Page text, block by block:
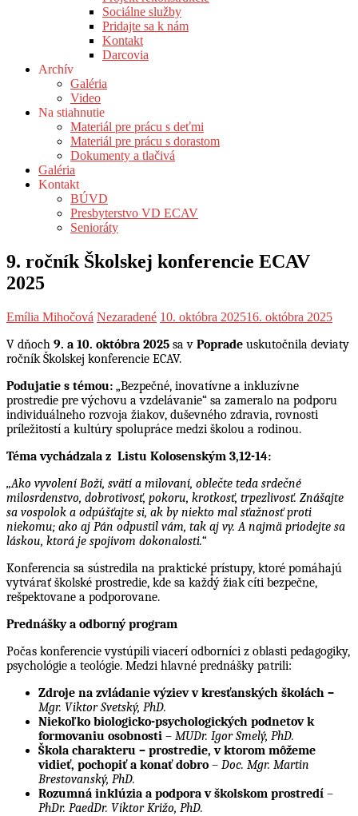
Sociálne služby
Pridajte sa k nám
Kontakt
Darcovia
Archív
Galéria
Video
Na stiahnutie
Materiál pre prácu s deťmi
Materiál pre prácu s dorastom
Dokumenty a tlačivá
Galéria
Kontakt
BÚVD
Presbyterstvo VD ECAV
Senioráty
9. ročník Školskej konferencie ECAV
2025
Emília Mihočová Nezaradené 10. októbra 202516. októbra 2025
V dňoch 9. a 10. októbra 2025 sa v Poprade uskutočnila deviaty
ročník Školskej konferencie ECAV.
Podujatie s témou: „Bezpečné, inovatívne a inkluzívne
prostredie pre výchovu a vzdelávanie“ sa zameralo na podporu
individuálneho rozvoja žiakov, duševného zdravia, rovnosti
príležitostí a kultúry spolupráce medzi školou a rodinou.
Téma vychádzala z Listu Kolosenským 3,12-14:
„Ako vyvolení Boží, svätí a milovaní, oblečte teda srdečné
milosrdenstvo, dobrotivosť, pokoru, krotkosť, trpezlivosť. Znášajte
sa vospolok a odpúšťajte si, ak by niekto mal sťažnosť proti
niekomu; ako aj Pán odpustil vám, tak aj vy. A najmä priodejte sa
láskou, ktorá je spojivom dokonalosti.“
Konferencia sa sústredila na praktické prístupy, ktoré pomáhajú
vytvárať školské prostredie, kde sa každý žiak cíti bezpečne,
rešpektovane a podporovane.
Prednášky a odborný program
Počas konferencie vystúpili viacerí odborníci z oblasti pedagogiky,
psychológie a teológie. Medzi hlavné prednášky patrili:
Zdroje na zvládanie výziev v kresťanských školách –
Mgr. Viktor Svetský, PhD.
Niekoľko biologicko-psychologických podnetov k
formovaniu osobnosti – MUDr. Igor Smelý, PhD.
Škola charakteru – prostredie, v ktorom môžeme
vidieť, pochopiť a konať dobro – Doc. Mgr. Martin
Brestovanský, PhD.
Rozumná inklúzia a podpora v školskom prostredí –
PhDr. PaedDr. Viktor Križo, PhD.